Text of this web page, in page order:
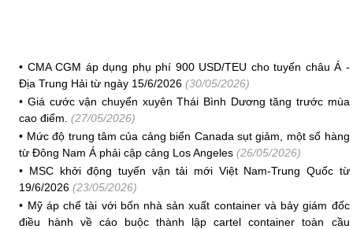
• CMA CGM áp dụng phụ phí 900 USD/TEU cho tuyến châu Á -
Địa Trung Hải từ ngày 15/6/2026 (30/05/2026)
•Giá cước vận chuyển xuyên Thái Bình Dương tăng trước mùa
cao điểm. (27/05/2026)
• Mức độ trung tâm của cảng biển Canada sụt giảm, một số hàng
từ Đông Nam Á phải cập cảng Los Angeles(26/05/2026)
• MSC khởi động tuyến vận tải mới Việt Nam-Trung Quốc từ
19/6/2026 (23/05/2026)
• Mỹ áp chế tài với bốn nhà sản xuất container và bảy giám đốc
điều hành về cáo buộc thành lập cartel container toàn cầu